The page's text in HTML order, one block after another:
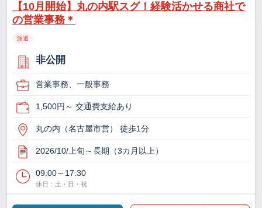
【10月開始】丸の内駅スグ！経験活かせる商社で
の営業事務＊
派遣
非公開
営業事務、一般事務
1,500円～ 交通費支給あり
丸の内（名古屋市営） 徒歩1分
2026/10/上旬～長期（3カ月以上）
09:00～17:30
休日：土・日・祝